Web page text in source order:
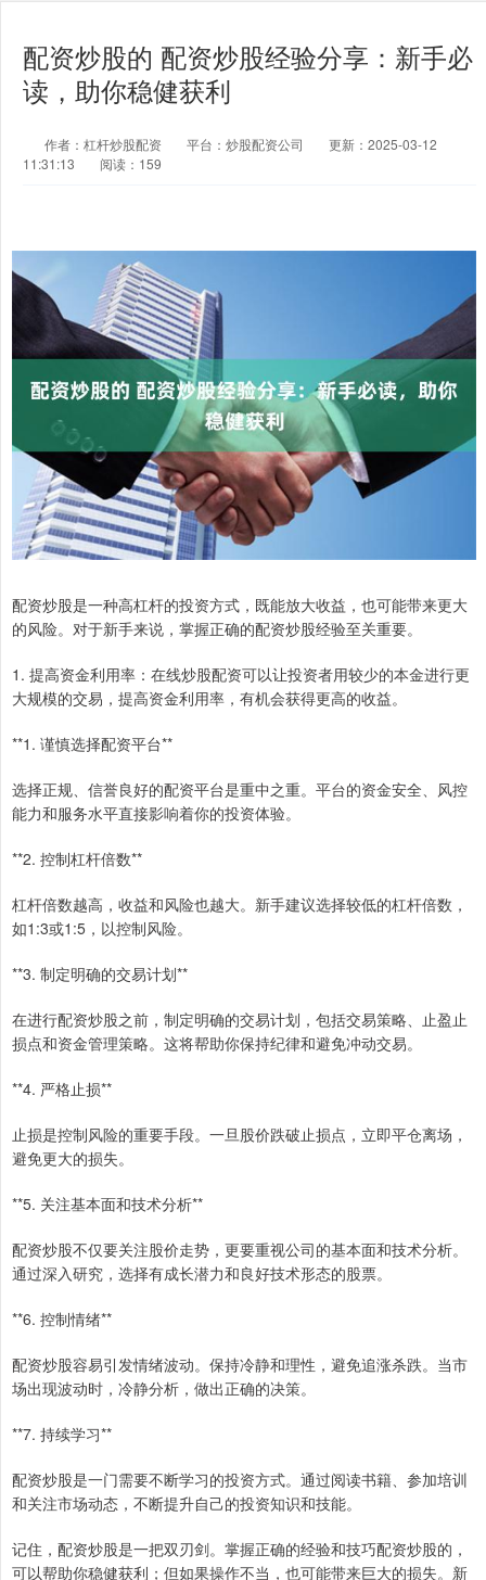
配资炒股的 配资炒股经验分享：新手必
读，助你稳健获利
作者：杠杆炒股配资 平台：炒股配资公司
更新：2025-03-12
11:31:13
阅读：159
配资炒股是一种高杠杆的投资方式，既能放大收益，也可能带来更大
的风险。对于新手来说，掌握正确的配资炒股经验至关重要。
1. 提高资金利用率：在线炒股配资可以让投资者用较少的本金进行更
大规模的交易，提高资金利用率，有机会获得更高的收益。
**1. 谨慎选择配资平台**
选择正规、信誉良好的配资平台是重中之重。平台的资金安全、风控
能力和服务水平直接影响着你的投资体验。
**2. 控制杠杆倍数**
杠杆倍数越高，收益和风险也越大。新手建议选择较低的杠杆倍数，
如1:3或1:5，以控制风险。
**3. 制定明确的交易计划**
在进行配资炒股之前，制定明确的交易计划，包括交易策略、止盈止
损点和资金管理策略。这将帮助你保持纪律和避免冲动交易。
**4. 严格止损**
止损是控制风险的重要手段。一旦股价跌破止损点，立即平仓离场，
避免更大的损失。
**5. 关注基本面和技术分析**
配资炒股不仅要关注股价走势，更要重视公司的基本面和技术分析。
通过深入研究，选择有成长潜力和良好技术形态的股票。
**6. 控制情绪**
配资炒股容易引发情绪波动。保持冷静和理性，避免追涨杀跌。当市
场出现波动时，冷静分析，做出正确的决策。
**7. 持续学习**
配资炒股是一门需要不断学习的投资方式。通过阅读书籍、参加培训
和关注市场动态，不断提升自己的投资知识和技能。
记住，配资炒股是一把双刃剑。掌握正确的经验和技巧配资炒股的，
可以帮助你稳健获利；但如果操作不当，也可能带来巨大的损失。新